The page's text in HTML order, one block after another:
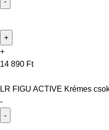
+
14 890 Ft
LR FIGU ACTIVE Krémes
-